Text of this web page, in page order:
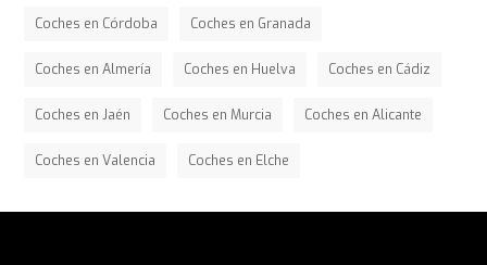
Coches en Córdoba Coches en Granada
Coches en Almería Coches en Huelva Coches en Cádiz
Coches en Jaén Coches en Murcia Coches en Alicante
Coches en Valencia Coches en Elche